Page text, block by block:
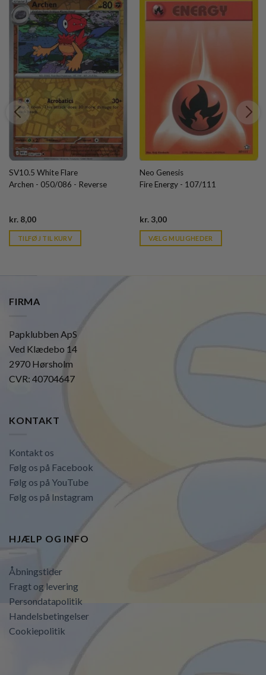
SV10.5 White Flare
Archen - 050/086 - Reverse
kr. 8,00Current
is:
kr. 39,95.
TILFØJ TIL KURV
Neo Genesis
Fire Energy - 107/111
kr.3,00Current
is:
kr. 39,95.
VÆLG MULIGHEDER
FIRMA
Papklubben ApS
Ved Klædebo 14
2970 Hørsholm
CVR: 40704647
KONTAKT
Kontakt os
Følg os på Facebook
Følg os på YouTube
Følg os på Instagram
HJÆLP OG INFO
Åbningstider
Fragt og levering
Persondatapolitik
Handelsbetingelser
Cookiepolitik